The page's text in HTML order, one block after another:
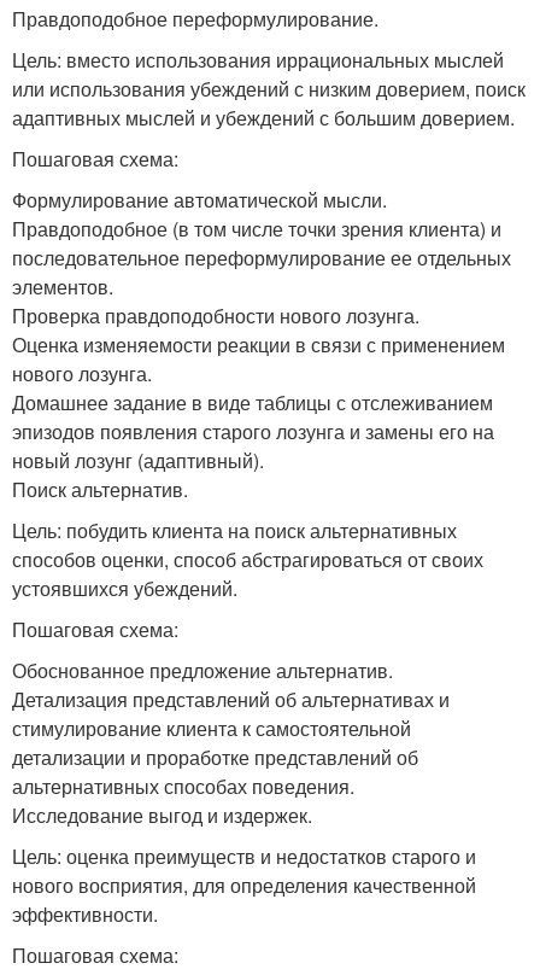
Правдоподобное переформулирование.
Цель: вместо использования иррациональных мыслей
или использования убеждений с низким доверием, поиск
адаптивных мыслей и убеждений с большим доверием.
Пошаговая схема:
Формулирование автоматической мысли.
Правдоподобное (в том числе точки зрения клиента) и
последовательное переформулирование ее отдельных
элементов.
Проверка правдоподобности нового лозунга.
Оценка изменяемости реакции в связи с применением
нового лозунга.
Домашнее задание в виде таблицы с отслеживанием
эпизодов появления старого лозунга и замены его на
новый лозунг (адаптивный).
Поиск альтернатив.
Цель: побудить клиента на поиск альтернативных
способов оценки, способ абстрагироваться от своих
устоявшихся убеждений.
Пошаговая схема:
Обоснованное предложение альтернатив.
Детализация представлений об альтернативах и
стимулирование клиента к самостоятельной
детализации и проработке представлений об
альтернативных способах поведения.
Исследование выгод и издержек.
Цель: оценка преимуществ и недостатков старого и
нового восприятия, для определения качественной
эффективности.
Пошаговая схема: